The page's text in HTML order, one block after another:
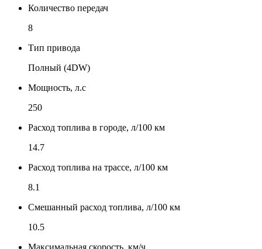
Количество передач
8
Тип привода
Полный (4DW)
Мощность, л.с
250
Расход топлива в городе, л/100 км
14.7
Расход топлива на трассе, л/100 км
8.1
Смешанный расход топлива, л/100 км
10.5
Максимальная скорость, км/ч